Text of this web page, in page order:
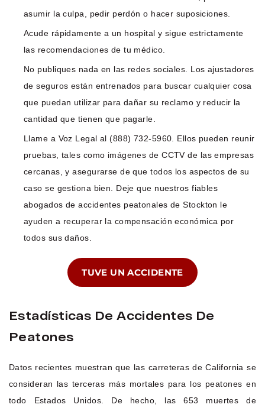
asumir la culpa, pedir perdón o hacer suposiciones.
Acude rápidamente a un hospital y sigue estrictamente
las recomendaciones de tu médico.
No publiques nada en las redes sociales. Los ajustadores
de seguros están entrenados para buscar cualquier cosa
que puedan utilizar para dañar su reclamo y reducir la
cantidad que tienen que pagarle.
Llame a Voz Legal al (888) 732-5960. Ellos pueden reunir
pruebas, tales como imágenes de CCTV de las empresas
cercanas, y asegurarse de que todos los aspectos de su
caso se gestiona bien. Deje que nuestros fiables
abogados de accidentes peatonales de Stockton le
ayuden a recuperar la compensación económica por
todos sus daños.
TUVE UN ACCIDENTE
Estadísticas De Accidentes De
Peatones
Datos recientes muestran que las carreteras de California se
consideran las terceras más mortales para los peatones en
todo Estados Unidos. De hecho, las 653 muertes de